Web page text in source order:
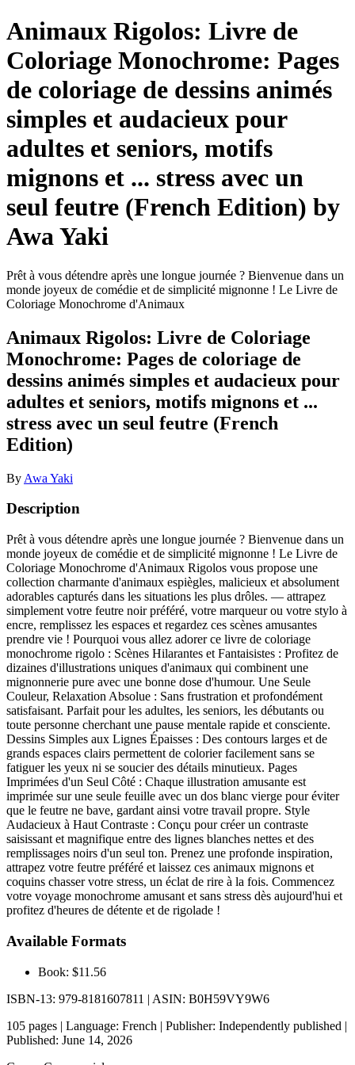
Animaux Rigolos: Livre de
Coloriage Monochrome: Pages
de coloriage de dessins animés
simples et audacieux pour
adultes et seniors, motifs
mignons et ... stress avec un
seul feutre (French Edition) by
Awa Yaki
Prêt à vous détendre après une longue journée ? Bienvenue dans un
monde joyeux de comédie et de simplicité mignonne ! Le Livre de
Coloriage Monochrome d'Animaux
Animaux Rigolos: Livre de Coloriage
Monochrome: Pages de coloriage de
dessins animés simples et audacieux pour
adultes et seniors, motifs mignons et ...
stress avec un seul feutre (French
Edition)
By Awa Yaki
Description
Prêt à vous détendre après une longue journée ? Bienvenue dans un
monde joyeux de comédie et de simplicité mignonne ! Le Livre de
Coloriage Monochrome d'Animaux Rigolos vous propose une
collection charmante d'animaux espiègles, malicieux et absolument
adorables capturés dans les situations les plus drôles. — attrapez
simplement votre feutre noir préféré, votre marqueur ou votre stylo à
encre, remplissez les espaces et regardez ces scènes amusantes
prendre vie ! Pourquoi vous allez adorer ce livre de coloriage
monochrome rigolo : Scènes Hilarantes et Fantaisistes : Profitez de
dizaines d'illustrations uniques d'animaux qui combinent une
mignonnerie pure avec une bonne dose d'humour. Une Seule
Couleur, Relaxation Absolue : Sans frustration et profondément
satisfaisant. Parfait pour les adultes, les seniors, les débutants ou
toute personne cherchant une pause mentale rapide et consciente.
Dessins Simples aux Lignes Épaisses : Des contours larges et de
grands espaces clairs permettent de colorier facilement sans se
fatiguer les yeux ni se soucier des détails minutieux. Pages
Imprimées d'un Seul Côté : Chaque illustration amusante est
imprimée sur une seule feuille avec un dos blanc vierge pour éviter
que le feutre ne bave, gardant ainsi votre travail propre. Style
Audacieux à Haut Contraste : Conçu pour créer un contraste
saisissant et magnifique entre des lignes blanches nettes et des
remplissages noirs d'un seul ton. Prenez une profonde inspiration,
attrapez votre feutre préféré et laissez ces animaux mignons et
coquins chasser votre stress, un éclat de rire à la fois. Commencez
votre voyage monochrome amusant et sans stress dès aujourd'hui et
profitez d'heures de détente et de rigolade !
Available Formats
Book: $11.56
ISBN-13: 979-8181607811 | ASIN: B0H59VY9W6
105 pages | Language: French | Publisher: Independently published |
Published: June 14, 2026